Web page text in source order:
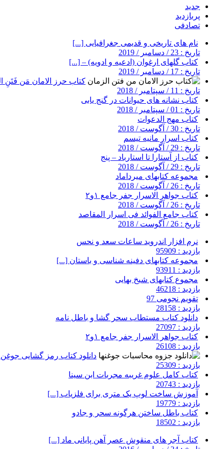
جدید
پربازدید
تصادفی
نام های تاریخی و قدیمی جغرافیایی [...]
تاریخ : 23 / دسامبر / 2019
کتاب گلهای ارغوان (ادعیه و ادویه) – [...]
تاریخ : 17 / دسامبر / 2019
کتاب حرز الامان مَن فَتَنِ
تاریخ : 11 / سپتامبر / 2018
کتاب نشانه های حیوانات در گنج یابی
تاریخ : 01 / سپتامبر / 2018
کتاب مهج الدعوات
تاریخ : 30 / آگوست / 2018
کتاب اسرار مانیه تیسم
تاریخ : 29 / آگوست / 2018
کتاب از آستارا تا استارباد – پنج
تاریخ : 29 / آگوست / 2018
مجموعه کتابهای میرداماد
تاریخ : 26 / آگوست / 2018
کتاب جواهر الاسرار جفر جامع ۱و۲
تاریخ : 26 / آگوست / 2018
کتاب جامع الفوائد فی اسرار المقاصد
تاریخ : 26 / آگوست / 2018
نرم افزار اندروید ساعات سعد و نحس
بازدید : 95909
مجموعه کتابهای دفینه شناسی و باستان [...]
بازدید : 93911
مجموع کتابهای شیخ بهایی
بازدید : 46218
تقویم نجومی 97
بازدید : 28158
دانلود کتاب مستطاب سحر گشا و باطل نامه
بازدید : 27097
کتاب جواهر الاسرار جفر جامع ۱و۲
بازدید : 26108
دانلود کتاب رمز گشایی
بازدید : 25309
کتاب کامل علوم غریبه مجربات ابن سینا
بازدید : 20743
آموزش ساخت لوپ یک متری برای فلزیاب [...]
بازدید : 19779
کتاب باطل ساختن هرگونه سحر و جادو
بازدید : 18502
کتاب آجر های منقوش عصر آهن پایانی ماد [...]